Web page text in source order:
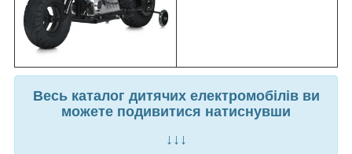
Весь каталог дитячих електромобілів ви
можете подивитися натиснувши
↓↓↓